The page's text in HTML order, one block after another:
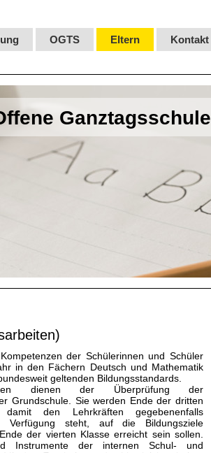
OGTS Eltern Kontakt
Ganztagsschule
der Schülerinnen und Schüler
in den Fächern Deutsch und Mathematik
geltenden Bildungsstandards.
dienen der Überprüfung der
Grundschule. Sie werden Ende der dritten
damit den Lehrkräften gegebenenfalls
Verfügung steht, auf die Bildungsziele
der vierten Klasse erreicht sein sollen.
Instrumente der internen Schul- und